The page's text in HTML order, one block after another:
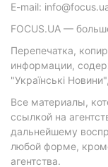
E-mail:
FOCUS.UA —
Перепечатка,
информации,
"Українські
Все материалы,
ссылкой на
дальнейшему
любой форме,
агентства.